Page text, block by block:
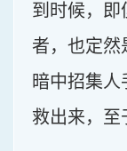
到时候，即
者，也定然
暗中招集
救出来，